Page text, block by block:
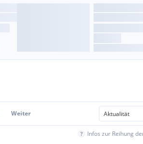
Weiter
Infos zur Reihung